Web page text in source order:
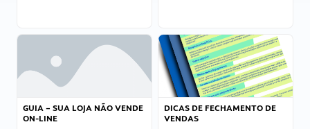
GUIA – SUA LOJA NÃO VENDE
ON-LINE
DICAS DE FECHAMENTO DE
VENDAS